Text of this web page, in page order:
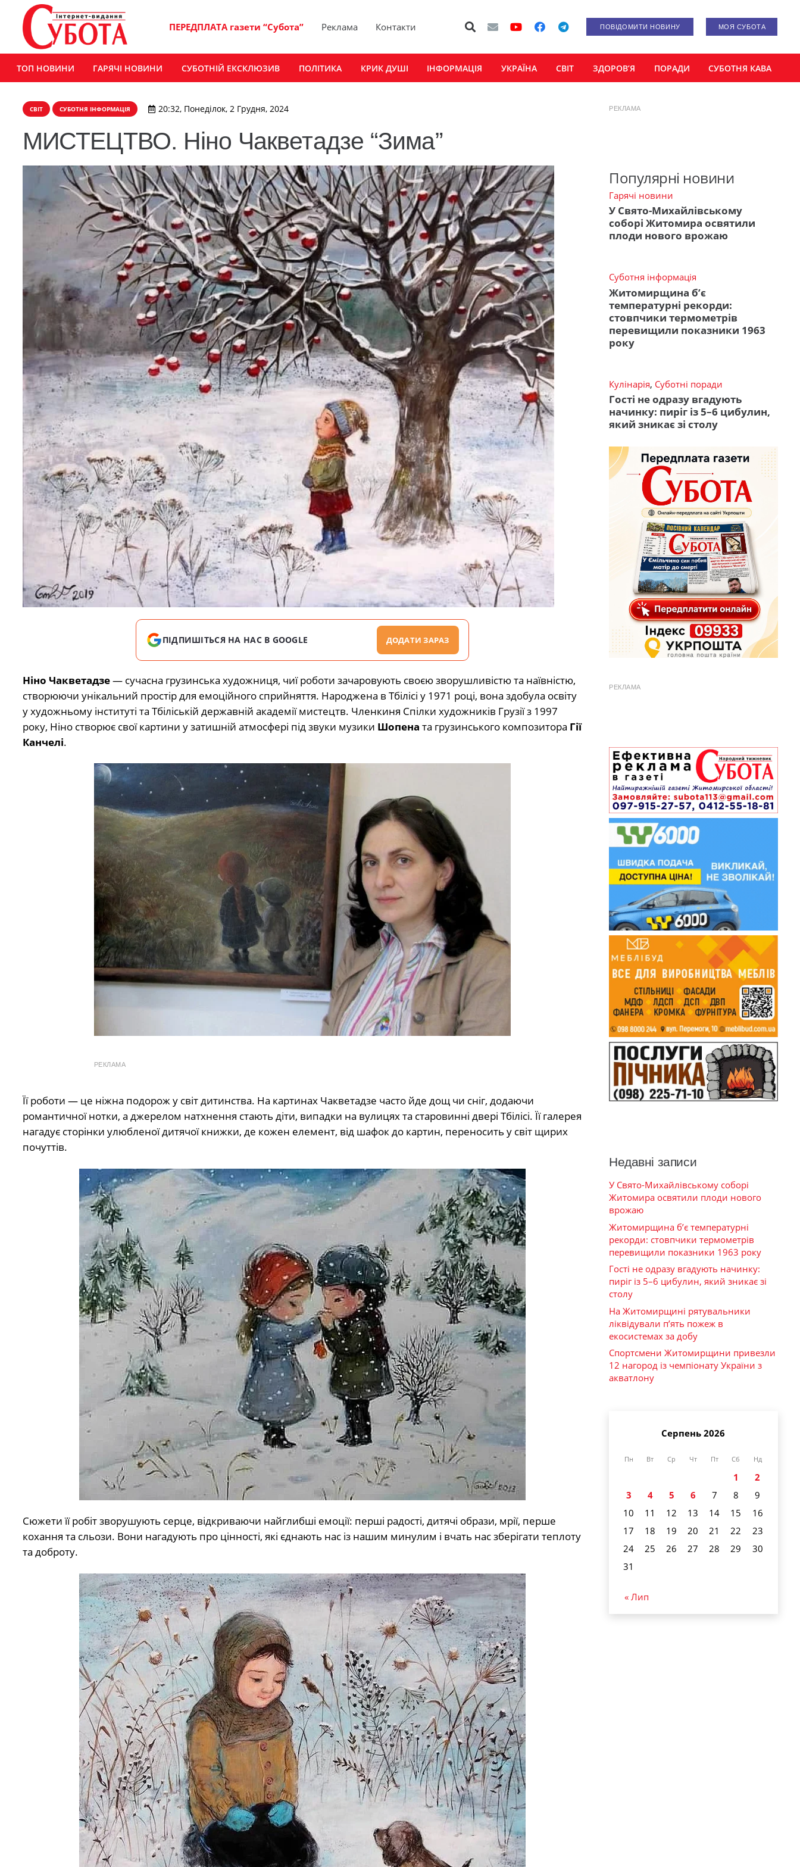
ПЕРЕДПЛАТА газети “Субота” Реклама Контакти ПОВІДОМИТИ НОВИНУ МОЯ СУБОТА
ТОП НОВИНИ ГАРЯЧІ НОВИНИ СУБОТНІЙ ЕКСКЛЮЗИВ ПОЛІТИКА КРИК ДУШІ ІНФОРМАЦІЯ УКРАЇНА СВІТ ЗДОРОВ’Я ПОРАДИ СУБОТНЯ КАВА
СВІТ СУБОТНЯ ІНФОРМАЦІЯ 20:32, Понеділок, 2 Грудня, 2024
МИСТЕЦТВО. Ніно Чакветадзе “Зима”
ПІДПИШІТЬСЯ НА НАС В GOOGLE ДОДАТИ ЗАРАЗ
Ніно Чакветадзе— сучасна грузинська художниця, чиї роботи зачаровують своєю зворушливістю та наївністю,
створюючи унікальний простір для емоційного сприйняття. Народжена в Тбілісі у 1971 році, вона здобула освіту
у художньому інституті та Тбіліській державній академії мистецтв. Членкиня Спілки художників Грузії з 1997
року, Ніно створює свої картини у затишній атмосфері під звуки музики Шопена та грузинського композитора Гії
Канчелі.
РЕКЛАМА
Її роботи — це ніжна подорож у світ дитинства. На картинах Чакветадзе часто йде дощ чи сніг, додаючи
романтичної нотки, а джерелом натхнення стають діти, випадки на вулицях та старовинні двері Тбілісі. Її галерея
нагадує сторінки улюбленої дитячої книжки, де кожен елемент, від шафок до картин, переносить у світ щирих
почуттів.
Сюжети її робіт зворушують серце, відкриваючи найглибші емоції: перші радості, дитячі образи, мрії, перше
кохання та сльози. Вони нагадують про цінності, які єднають нас із нашим минулим і вчать нас зберігати теплоту
та доброту.
РЕКЛАМА
Популярні новини
Гарячі новини
У Свято-Михайлівському
соборі Житомира освятили
плоди нового врожаю
Суботня інформація
Житомирщина б’є
температурні рекорди:
стовпчики термометрів
перевищили показники 1963
року
Кулінарія, Суботні поради
Гості не одразу вгадують
начинку: пиріг із 5–6 цибулин,
який зникає зі столу
РЕКЛАМА
Недавні записи
У Свято-Михайлівському соборі
Житомира освятили плоди нового
врожаю
Житомирщина б’є температурні
рекорди: стовпчики термометрів
перевищили показники 1963 року
Гості не одразу вгадують начинку:
пиріг із 5–6 цибулин, який зникає зі
столу
На Житомирщині рятувальники
ліквідували п’ять пожеж в
екосистемах за добу
Спортсмени Житомирщини привезли
12 нагород із чемпіонату України з
акватлону
Серпень 2026
Пн Вт Ср Чт Пт Сб Нд
1
2
3
4 5 6 7 8
9
10
11 12 13 14 15
16
17
18 19 20 21 22
23
24
25 26 27 28 29
30
31
« Лип